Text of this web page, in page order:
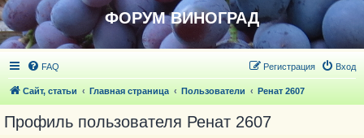
ФОРУМ ВИНОГРАД
FAQ Вход
Регистрация
Сайт, статьи Главная страница Пользователи Ренат 2607
Профиль пользователя Ренат 2607